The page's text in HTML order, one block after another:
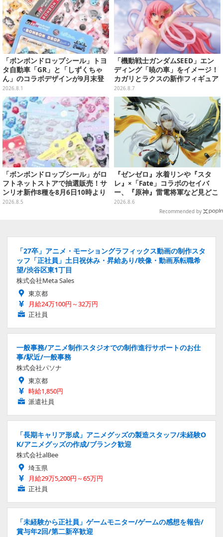
「ボンボンドロップシール」トヨ
タ自動車「GR」と「しずくちゃ
ん」のコラボデザインが9月末登
場！くま吉らも描かれた全4柄
2026.8.1
「機動戦士ガンダムSEED」エン
ディング「暁の車」をイメージ！
カガリとラクスの新作フィギュア
がプライズに
2026.8.7
「ボンボンドロップシール」がロ
フトネットストアで抽選販売！サ
ンリオ新作8種を8月6日10時より
受付開始
2026.8.5
『ゼンゼロ』水着リンや『スタ
レ』×「Fate」コラボのセイバ
ー、『原神』雷電将軍など見どこ
ろ満載！「ワンフェス」に出展の
「HoYoverse」関連フィギュアを
2026.8.6
Recommended by
「27卒」アニメ・モーショングラフィックス動画の制作スタ
ッフ「正社員」土日祝休み・昇給あり/映像・動画系転職希
望/渋谷区東1丁目
株式会社Meta Sales
東京都
月給24万100円～32万円
正社員
一般事務/アニメ制作スタジオでの制作進行サポートのお仕
事/駅近/一般事務
株式会社パソナ
東京都
時給1,850円
派遣社員
「長期キャリア形成」アニメグッズの製造スタッフ/未経験O
K/アニメグッズの作成/ブランク歓迎
株式会社alBee
埼玉県
月給29万5,200円～65万円
正社員
「未経験から正社員」ゲームモニター/ゲームの感想を報告/
賞与年2回/第二新卒歓迎